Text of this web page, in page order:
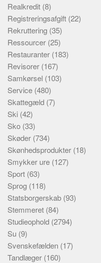
Realkredit (8)
Registreringsafgift (22)
Rekruttering (35)
Ressourcer (25)
Restauranter (183)
Revisorer (167)
Samkørsel (103)
Service (480)
Skattegæld (7)
Ski (42)
Sko (33)
Skøder (734)
Skønhedsprodukter (18)
Smykker ure (127)
Sport (63)
Sprog (118)
Statsborgerskab (93)
Stemmeret (84)
Studieophold (2794)
Su (9)
Svenskefælden (17)
Tandlæger (160)